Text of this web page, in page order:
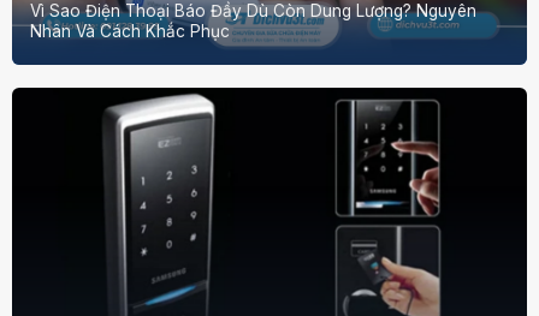
Vì Sao Điện Thoại Báo Đầy Dù Còn Dung Lượng? Nguyên
Nhân Và Cách Khắc Phục